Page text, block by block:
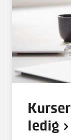
ledig